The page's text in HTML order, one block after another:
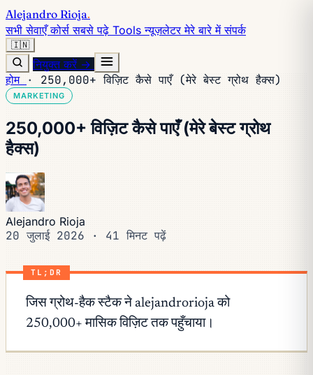
Alejandro Rioja.
सभी सेवाएँकोर्ससबसे पढ़े Toolsन्यूज़लेटरमेरे बारे मेंसंपर्क
🇮🇳
नियुक्त करें →
होम · 250,000+ विज़िट कैसे पाएँ (मेरे बेस्ट ग्रोथ हैक्स)
MARKETING
250,000+ विज़िट कैसे पाएँ (मेरे बेस्ट ग्रोथ
हैक्स)
Alejandro Rioja
20 जुलाई 2026 · 41 मिनट पढ़ें
TL;DR
जिस ग्रोथ-हैक स्टैक ने alejandrorioja को
250,000+ मासिक विज़िट तक पहुँचाया।